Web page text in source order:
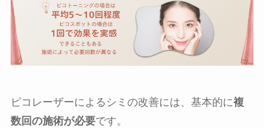
ピコレーザーによるシミの改善には、基本的に複
数回の施術が必要です。